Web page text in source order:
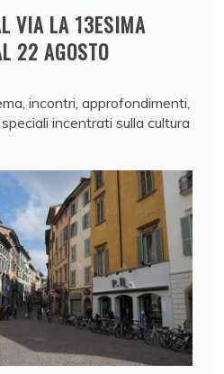
VIA LA 13ESIMA
22 AGOSTO
incontri, approfondimenti,
incentrati sulla cultura